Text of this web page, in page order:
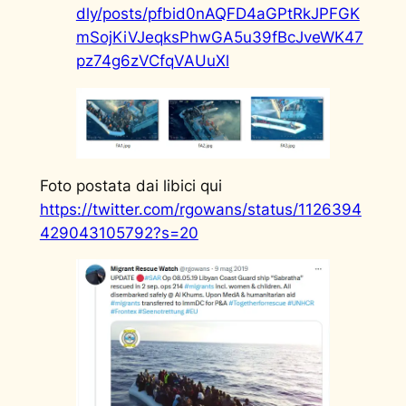
dly/posts/pfbid0nAQFD4aGPtRkJPFGK
mSojKiVJeqksPhwGA5u39fBcJveWK47
pz74g6zVCfqVAUuXl
Foto postata dai libici qui
https://twitter.com/rgowans/status/1126394
429043105792?s=20